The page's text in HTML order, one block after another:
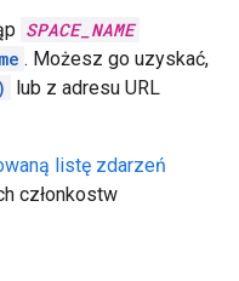
SPACE_NAME
. Możesz go uzyskać,
lub z adresu URL
listę zdarzeń
członkostw